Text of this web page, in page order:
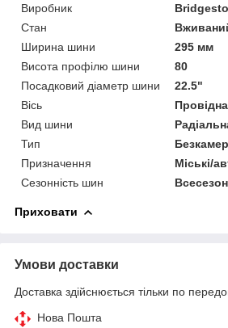
Виробник
Стан
Ширина шини
295 мм
Висота профілю шини
80
Посадковий діаметр шини
22.5"
Вісь
Провідна
Вид шини
Тип
Призначення
Міські/
Сезонність шин
Приховати
Умови доставки
Доставка здійснюється тільки по
Нова Пошта